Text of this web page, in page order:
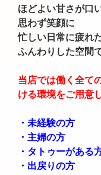
ほどよい甘さが口
思わず笑顔に
忙しい日常に疲れ
ふんわりした空間
当店では働く全て
ける環境をご用意
・未経験の方
・主婦の方
・タトゥーがある
・出戻りの方